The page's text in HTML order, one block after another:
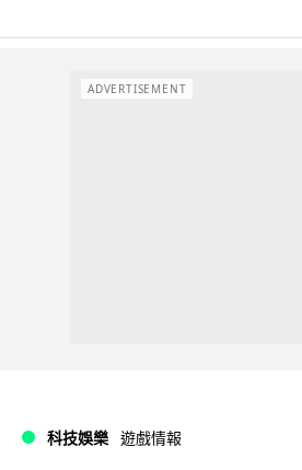
ADVERTISEMENT
科技娛樂 遊戲情報